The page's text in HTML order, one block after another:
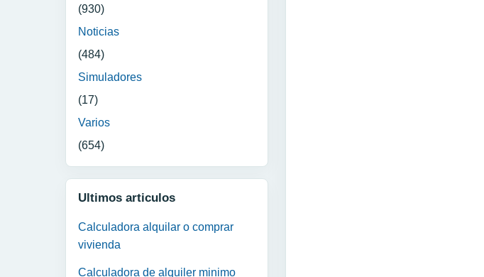
(930)
Noticias
(484)
Simuladores
(17)
Varios
(654)
Ultimos articulos
Calculadora alquilar o comprar
vivienda
Calculadora de alquiler minimo